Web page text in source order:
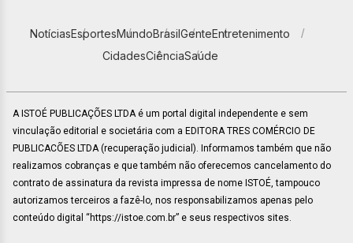
NotíciasEsportesMundoBrasilGenteEntretenimento
CidadesCiênciaSaúde
A ISTOÉ PUBLICAÇÕES LTDA é um portal digital independente e sem
vinculação editorial e societária com a EDITORA TRES COMÉRCIO DE
PUBLICACÕES LTDA (recuperação judicial). Informamos também que não
realizamos cobranças e que também não oferecemos cancelamento do
contrato de assinatura da revista impressa de nome ISTOÉ, tampouco
autorizamos terceiros a fazê-lo, nos responsabilizamos apenas pelo
conteúdo digital “https://istoe.com.br” e seus respectivos sites.